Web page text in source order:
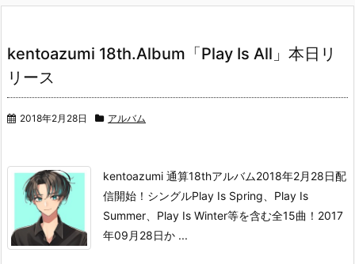
kentoazumi 18th.Album「Play Is All」本日リ
リース
2018年2月28日 アルバム
kentoazumi 通算18thアルバム2018年2月28日配
信開始！ シングルPlay Is Spring、Play Is
Summer、Play Is Winter等を含む全15曲！ 2017
年09月28日か ...